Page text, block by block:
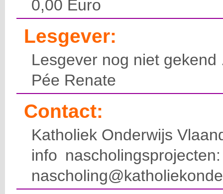
0,00 Euro
Lesgever:
Lesgever nog niet gekend
Pée Renate
Contact:
Katholiek Onderwijs
info